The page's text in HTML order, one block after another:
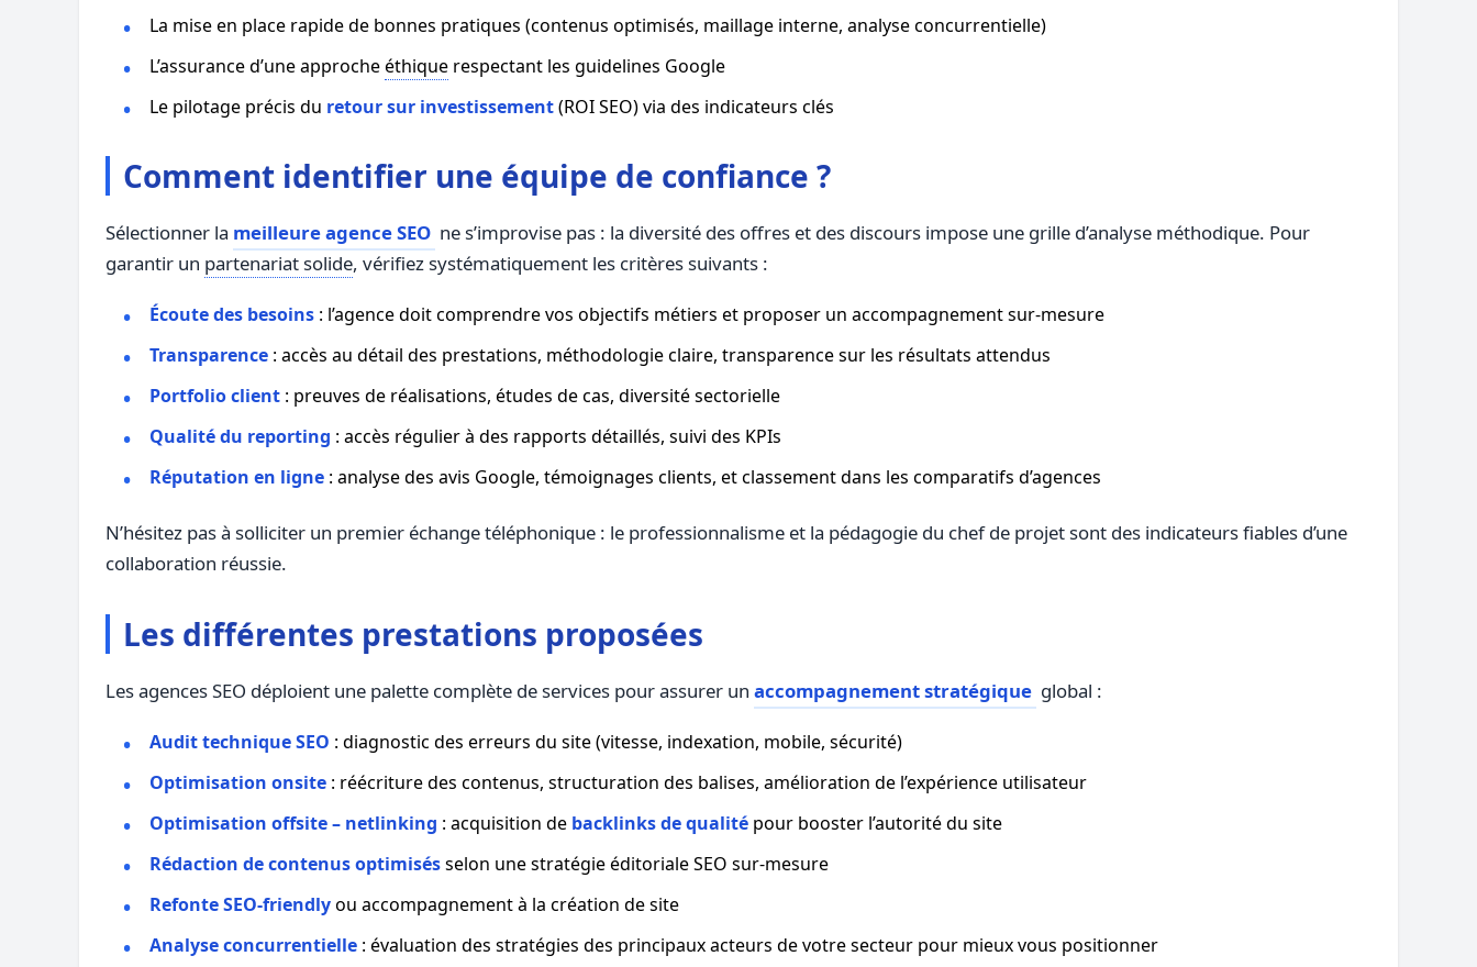
La mise en place rapide de bonnes pratiques (contenus optimisés, maillage interne, analyse concurrentielle)
L’assurance d’une approcheéthique respectant les guidelines Google
Le pilotage précis du retour sur investissement(ROI SEO) via des indicateurs clés
Comment identifier une équipe de confiance ?
Sélectionner la meilleure agence SEO ne s’improvise pas : la diversité des offres et des discours impose une grille d’analyse méthodique. Pour
garantir un partenariat solide, vérifiez systématiquement les critères suivants :
Écoute des besoins : l’agence doit comprendre vos objectifs métiers et proposer un accompagnement sur-mesure
Transparence : accès au détail des prestations, méthodologie claire, transparence sur les résultats attendus
Portfolio client : preuves de réalisations, études de cas, diversité sectorielle
Qualité du reporting : accès régulier à des rapports détaillés, suivi des KPIs
Réputation en ligne : analyse des avis Google, témoignages clients, et classement dans les comparatifs d’agences
N’hésitez pas à solliciter un premier échange téléphonique : le professionnalisme et la pédagogie du chef de projet sont des indicateurs fiables d’une
collaboration réussie.
Les différentes prestations proposées
Les agences SEO déploient une palette complète de services pour assurer un accompagnement stratégique global :
Audit technique SEO : diagnostic des erreurs du site (vitesse, indexation, mobile, sécurité)
Optimisation onsite : réécriture des contenus, structuration des balises, amélioration de l’expérience utilisateur
Optimisation offsite – netlinking : acquisition de backlinks de qualité pour booster l’autorité du site
Rédaction de contenus optimisésselon une stratégie éditoriale SEO sur-mesure
Refonte SEO-friendlyou accompagnement à la création de site
Analyse concurrentielle : évaluation des stratégies des principaux acteurs de votre secteur pour mieux vous positionner